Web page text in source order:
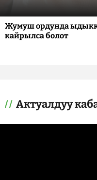
Жумуш ордунда
кайрылса болот
Актуалдуу